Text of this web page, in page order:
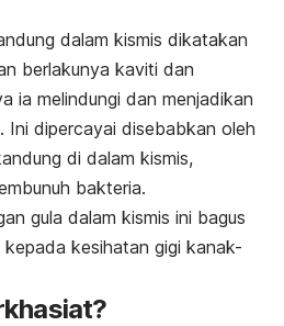
dalam kismis dikatakan
berlakunya kaviti dan
ia melindungi dan menjadikan
Ini dipercayai disebabkan oleh
di dalam kismis,
bakteria.
gula dalam kismis ini bagus
kesihatan gigi kanak-